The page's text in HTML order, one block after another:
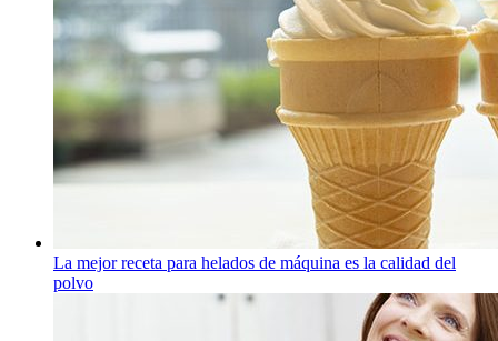
La mejor receta para helados de máquina es la calidad del
polvo